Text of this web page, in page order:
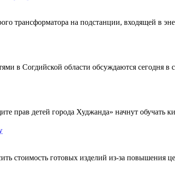
трансформатора на подстанции, входящей в
в Согдийской области обсуждаются сегодня в
прав детей города Худжанда» начнут обучать
готовых изделий из-за повышения